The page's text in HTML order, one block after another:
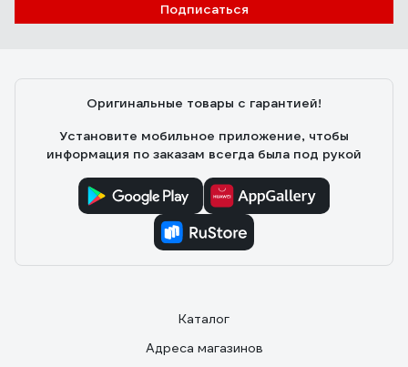
Подписаться
Оригинальные товары с гарантией!
Установите мобильное приложение, чтобы
информация по заказам всегда была под рукой
Каталог
Адреса магазинов